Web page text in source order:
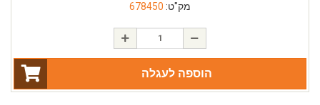
מק"ט: 678450
הוספה לעגלה